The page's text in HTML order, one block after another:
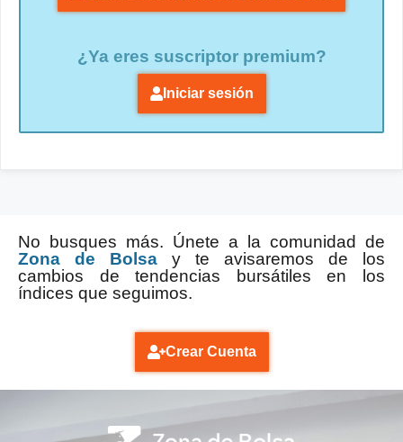
¿Ya eres suscriptor premium?
Iniciar sesión
No busques más. Únete a la comunidad de
Zona de Bolsa y te avisaremos de los
cambios de tendencias bursátiles en los
índices que seguimos.
Crear Cuenta